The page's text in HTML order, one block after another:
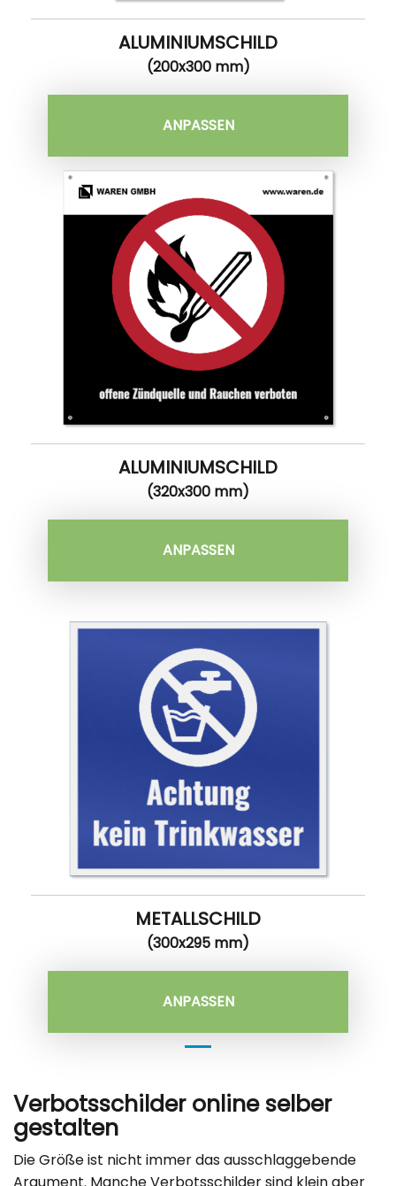
ALUMINIUMSCHILD
(200x300 mm)
ANPASSEN
ALUMINIUMSCHILD
(320x300 mm)
ANPASSEN
METALLSCHILD
(300x295 mm)
ANPASSEN
Verbotsschilder online selber
gestalten
Die Größe ist nicht immer das ausschlaggebende